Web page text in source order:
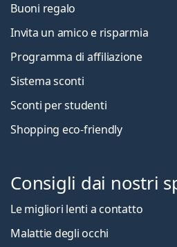
Buoni regalo
Invita un amico e risparmia
Programma di affiliazione
Sistema sconti
Sconti per studenti
Shopping eco-friendly
Consigli dai nostri
Le migliori lenti a contatto
Malattie degli occhi